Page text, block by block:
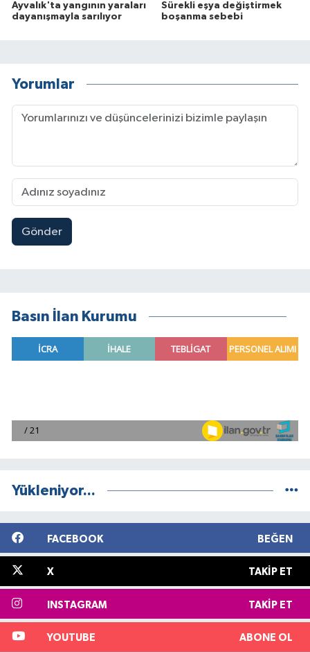
Ayvalık'ta yangının yaraları
dayanışmayla sarılıyor
Sürekli eşya değiştirmek
boşanma sebebi
Yorumlar
Gönder
Basın İlan Kurumu
Yükleniyor...
FACEBOOK BEĞEN
X TAKIP ET
INSTAGRAM TAKIP ET
YOUTUBE ABONE OL